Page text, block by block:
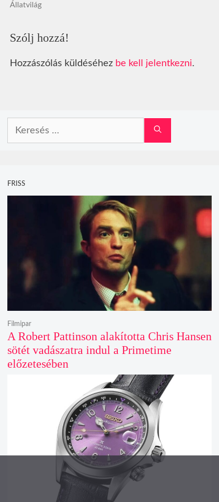
Állatvilág
Szólj hozzá!
Hozzászólás küldéséhez be kell jelentkezni.
FRISS
A Robert Pattinson alakította Chris Hansen
sötét vadászatra indul a Primetime
előzetesében
Filmipar